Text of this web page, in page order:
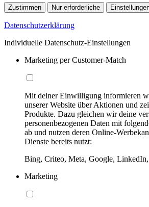
Zustimmen Nur erforderliche
Datenschutzerklärung
Individuelle Datenschutz-Einstellungen
Marketing per Customer-Match
Mit deiner Einwilligung informieren
unserer Website über Aktionen und
Produkte. Dazu gleichen wir deine
personenbezogenen Daten mit
ab und nutzen deren Online-
Dienste bereits nutzt:
Bing, Criteo, Meta, Google,
Marketing